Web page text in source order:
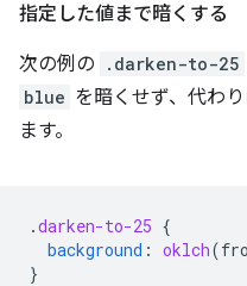
指定した値まで暗くする
次の例の .darken-to-25
blue を暗くせず、代わ
ます。
.darken-to-25 {
background : oklch(
}